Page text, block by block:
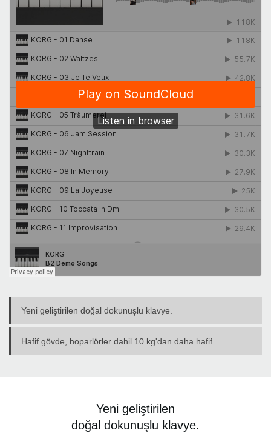
Yeni geliştirilen doğal dokunuşlu klavye.
Hafif gövde, hoparlörler dahil 10 kg'dan daha hafif.
Yeni geliştirilen
doğal dokunuşlu klavye.